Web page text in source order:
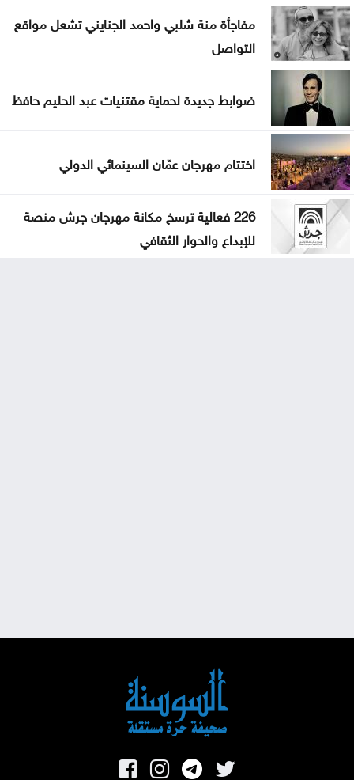
مفاجأة منة شلبي واحمد الجنايني تشعل مواقع
التواصل
ضوابط جديدة لحماية مقتنيات عبد الحليم حافظ
اختتام مهرجان عمّان السينمائي الدولي
226 فعالية ترسخ مكانة مهرجان جرش منصة
للإبداع والحوار الثقافي